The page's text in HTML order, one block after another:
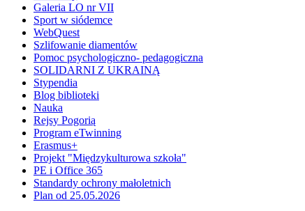
Galeria LO nr VII
Sport w siódemce
WebQuest
Szlifowanie diamentów
Pomoc psychologiczno- pedagogiczna
SOLIDARNI Z UKRAINĄ
Stypendia
Blog biblioteki
Nauka
Rejsy Pogorią
Program eTwinning
Erasmus+
Projekt "Międzykulturowa szkoła"
PE i Office 365
Standardy ochrony małoletnich
Plan od 25.05.2026